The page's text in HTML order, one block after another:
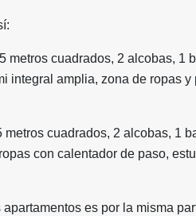
metros cuadrados, 2 alcobas, 1
integral amplia, zona de ropas y
metros cuadrados, 2 alcobas, 1
con calentador de paso,
es por la misma